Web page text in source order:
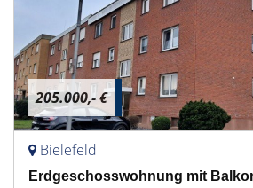
205.000,- €
Bielefeld
Erdgeschosswohnung mit